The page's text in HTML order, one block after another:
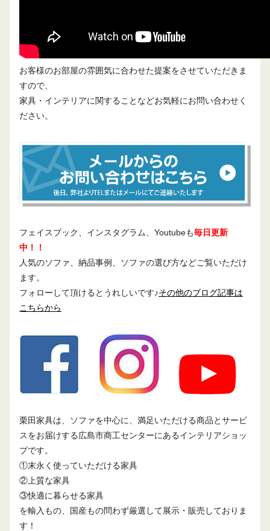
お客様のお部屋の雰囲気に合わせた提案をさせていただきま
すので、
家具・インテリアに関することなどお気軽にお問い合わせく
ださい。
フェイスブック、インスタグラム、Youtubeも毎日更新
中！！
人気のソファ、納品事例、ソファの選び方などご覧いただけ
ます。
フォローして頂けるとうれしいです♪その他のブログ記事は
こちらから
栗田家具は、ソファを中心に、満足いただける商品とサービ
スをお届けする広島市商工センターにあるインテリアショッ
プです。
①末永く使っていただける家具
②上質な家具
③快適に暮らせる家具
を輸入もの、国産もの問わず厳選して展示・販売しておりま
す！